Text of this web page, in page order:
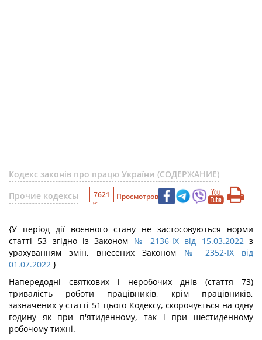
Кодекс законів про працю України (СОДЕРЖАНИЕ)
Прочие кодексы
7621 Просмотров
{У період дії воєнного стану не застосовуються норми
статті 53 згідно із Законом № 2136-IX від 15.03.2022з
урахуванням змін, внесених Законом № 2352-IX від
01.07.2022 }
Напередодні святкових і неробочих днів (стаття 73)
тривалість роботи працівників, крім працівників,
зазначених у статті 51 цього Кодексу, скорочується на одну
годину як при п'ятиденному, так і при шестиденному
робочому тижні.